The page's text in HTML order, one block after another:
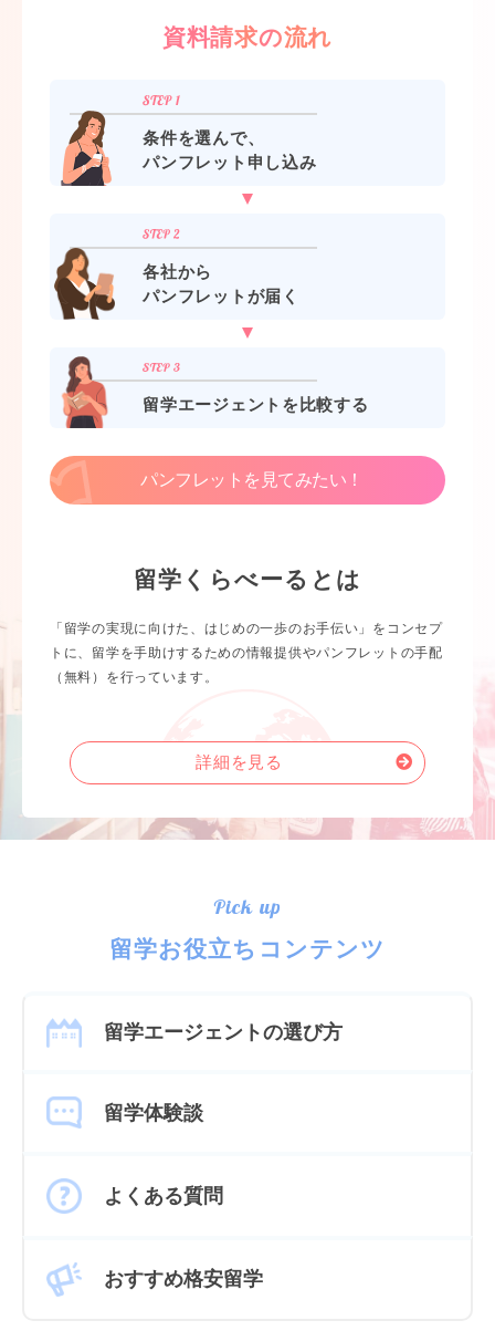
資料請求の流れ
条件を選んで、
パンフレット申し込み
各社から
パンフレットが届く
留学エージェントを比較する
パンフレットを見てみたい！
留学くらべーるとは
「留学の実現に向けた、はじめの一歩のお手伝い」をコンセプ
トに、留学を手助けするための情報提供やパンフレットの手配
（無料）を行っています。
詳細を見る
Pick up
留学お役立ちコンテンツ
留学エージェントの選び方
留学体験談
よくある質問
おすすめ格安留学